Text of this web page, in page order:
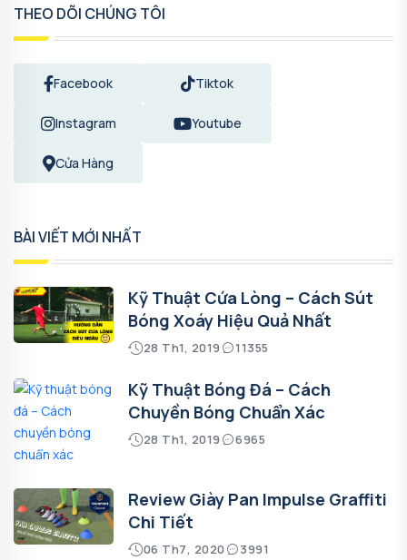
THEO DÕI CHÚNG TÔI
Facebook Tiktok
Instagram Youtube
Cửa Hàng
BÀI VIẾT MỚI NHẤT
Kỹ Thuật Cứa Lòng – Cách Sút
Bóng Xoáy Hiệu Quả Nhất
28 Th1, 2019 11355
Kỹ Thuật Bóng Đá – Cách
Chuyền Bóng Chuẩn Xác
28 Th1, 2019 6965
Review Giày Pan Impulse Graffiti
Chi Tiết
06 Th7, 2020 3991